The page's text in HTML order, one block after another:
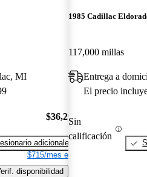
MI
$36,294
adicionales
$715/mes est.
disponibilidad
1985 Cadillac
117,000 millas
Entrega a
El precio
Sin
calificación